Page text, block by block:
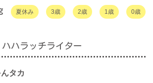
夏休み 3歳 2歳 1歳 0歳
ハハラッチライター
タカ